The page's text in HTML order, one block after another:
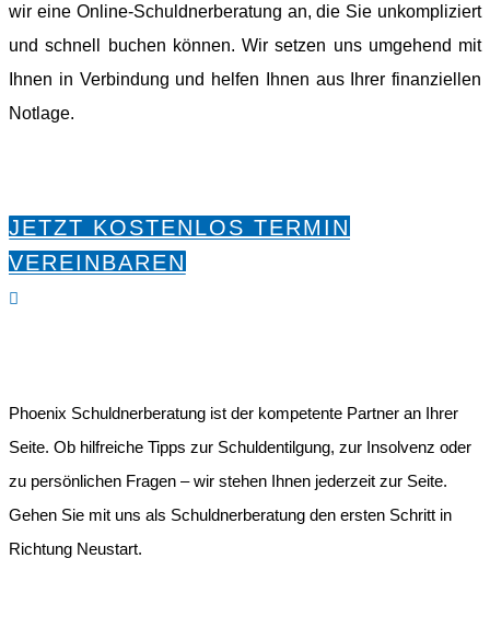
wir eine Online-Schuldnerberatung an, die Sie unkompliziert
und schnell buchen können. Wir setzen uns umgehend mit
Ihnen in Verbindung und helfen Ihnen aus Ihrer finanziellen
Notlage.
JETZT KOSTENLOS TERMIN
VEREINBAREN

Phoenix Schuldnerberatung ist der kompetente Partner an Ihrer
Seite. Ob hilfreiche Tipps zur Schuldentilgung, zur Insolvenz oder
zu persönlichen Fragen – wir stehen Ihnen jederzeit zur Seite.
Gehen Sie mit uns als Schuldnerberatung den ersten Schritt in
Richtung Neustart.